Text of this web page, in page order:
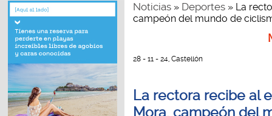
Noticias» Deportes» La
campeón del mundo de
28 - 11 - 24, Castellón
La rectora recibe al
Mora, campeón del